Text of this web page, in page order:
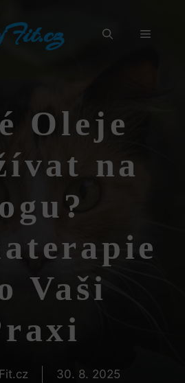
Menu
Oleje
na
Vaši
30. 8. 2025